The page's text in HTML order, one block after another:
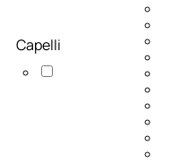
Capelli